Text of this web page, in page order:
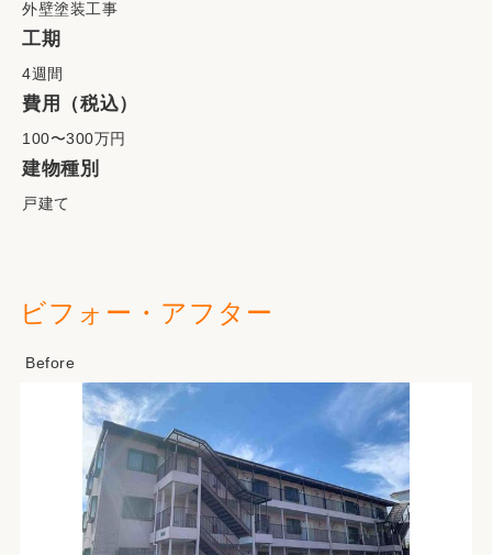
外壁塗装工事
工期
4週間
費用（税込）
100〜300万円
建物種別
戸建て
ビフォー・アフター